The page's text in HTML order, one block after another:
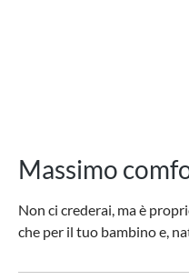
Massimo
Non ci crederai, ma è
che per il tuo bambino e,